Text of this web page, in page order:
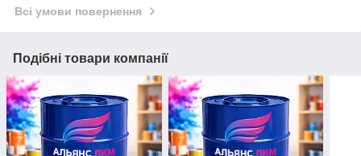
Всі умови повернення
Подібні товари компанії